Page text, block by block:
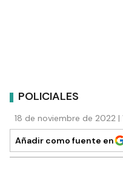
POLICIALES
18 de noviembre de 2022
Añadir como fuente en